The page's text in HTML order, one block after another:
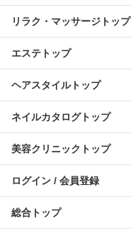
リラク・マッサージトップ
エステトップ
ヘアスタイルトップ
ネイルカタログトップ
美容クリニックトップ
ログイン / 会員登録
総合トップ